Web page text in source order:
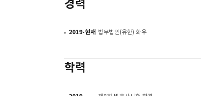
경력
2019-현재 법무법인(유한) 화우
학력